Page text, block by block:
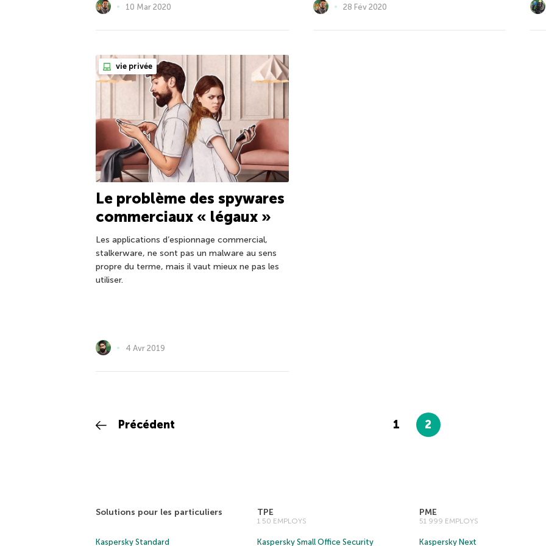
10 Mar 2020 28 Fév 2020
vie privée
Le problème des spywares
commerciaux « légaux »
Les applications d’espionnage commercial,
stalkerware, ne sont pas un malware au sens
propre du terme, mais il vaut mieux ne pas les
utiliser.
4 Avr 2019
Précédent 1 2
Solutions pour les particuliers
Kaspersky Standard
TPE
1 50 EMPLOYS
Kaspersky Small Office Security
PME
51 999 EMPLOYS
Kaspersky Next